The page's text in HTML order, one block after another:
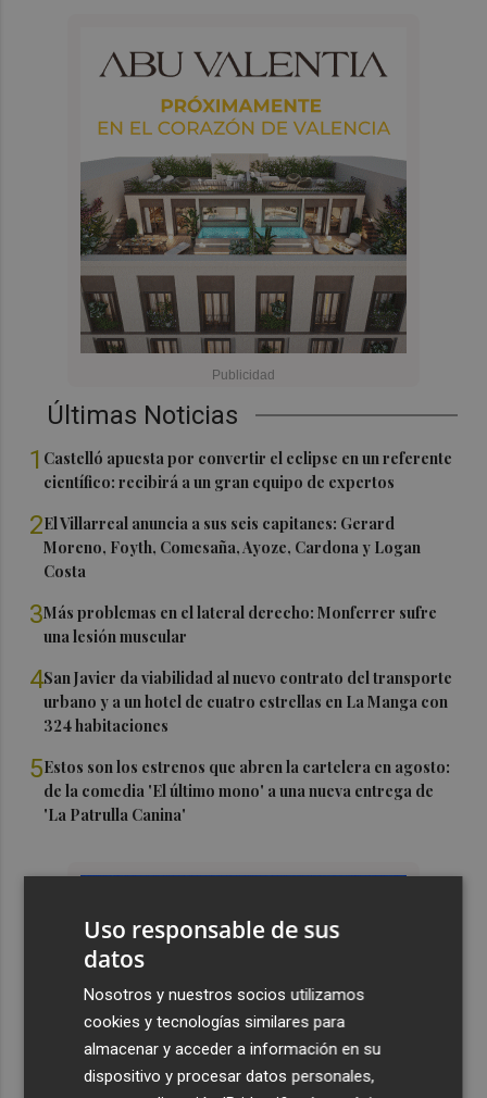
Últimas Noticias
1 Castelló apuesta por convertir el eclipse en un referente
científico: recibirá a un gran equipo de expertos
2El Villarreal anuncia a sus seis capitanes: Gerard
Moreno, Foyth, Comesaña, Ayoze, Cardona y Logan
Costa
3Más problemas en el lateral derecho: Monferrer sufre
una lesión muscular
4San Javier da viabilidad al nuevo contrato del transporte
urbano y a un hotel de cuatro estrellas en La Manga con
324 habitaciones
5Estos son los estrenos que abren la cartelera en agosto:
de la comedia 'El último mono' a una nueva entrega de
'La Patrulla Canina'
Uso responsable de sus
datos
Nosotros y nuestros socios utilizamos
cookies y tecnologías similares para
almacenar y acceder a información en su
dispositivo y procesar datos personales,